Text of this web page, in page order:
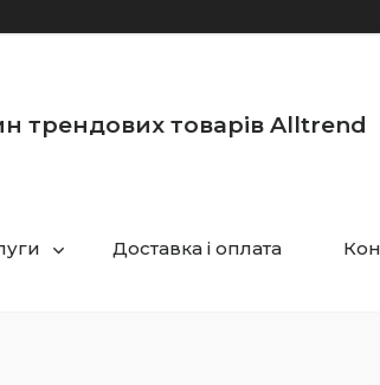
трендових товарів Alltrend
Доставка і оплата